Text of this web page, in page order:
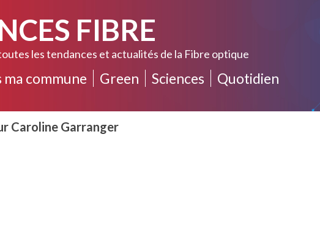
FIBRE
les tendances et actualités de la Fibre optique
ma commune Green Sciences Quotidien
Caroline Garranger